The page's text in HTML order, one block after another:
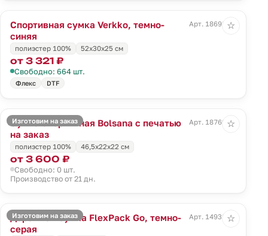
Спортивная сумка Verkko, темно-
синяя
Арт. 18698.43
полиэстер 100% 52х30х25 см
от 3 321 ₽
Свободно: 664 шт.
Флекс DTF
☆
Изготовим на заказ
Сумка спортивная Bolsana с печатью
на заказ
Арт. 18769.00
полиэстер 100% 46,5х22х22 см
от 3 600 ₽
Свободно: 0 шт.
Производство от 21 дн.
☆
Изготовим на заказ
Дорожная сумка FlexPack Go, темно-
серая
Арт. 14938.31
☆